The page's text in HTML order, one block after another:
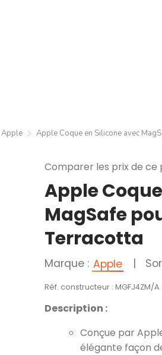
Apple Apple Coque en Silicone avec
Comparer les prix de ce
Apple
MagSafe
Terracotta ​​​​​​​
Marque : Apple |
Réf. constructeur : MGFJ4ZM/A
Description :
Conçue par
élégante façon